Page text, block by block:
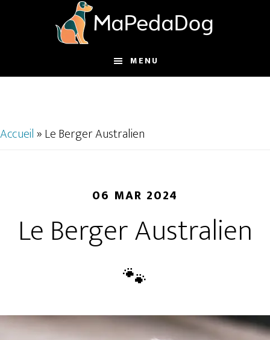
page
MENU
Accueil»Le Berger Australien
06 MAR 2024
Le Berger Australien